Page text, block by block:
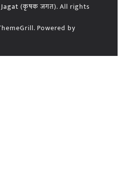
(कृषक जगत). All rights
Powered by